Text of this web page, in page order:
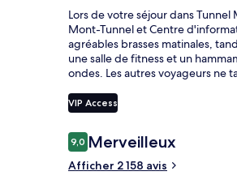
Lors de votre séjour dans
Mont-Tunnel et Centre
agréables brasses matinales,
une salle de fitness et un
ondes. Les autres voyageurs ne
VIP Access
Avis
voyageurs
9,09,0 sur 10
Merveilleux
Afficher 2 158 avis